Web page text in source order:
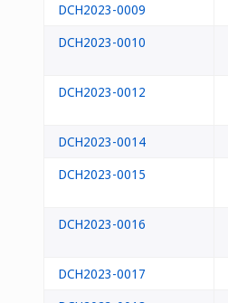
DCH2023-0009
DCH2023-0010
DCH2023-0012
DCH2023-0014
DCH2023-0015
DCH2023-0016
DCH2023-0017